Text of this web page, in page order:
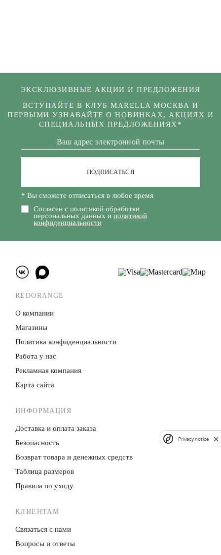
ЭКСКЛЮЗИВНЫЕ АКЦИИ И ПРЕДЛОЖЕНИЯ
ВСТУПАЙТЕ В КЛУБ MARELLA МОСКВА И
ПЕРВЫМИ УЗНАВАЙТЕ О НОВИНКАХ, АКЦИЯХ И
СПЕЦИАЛЬНЫХ ПРЕДЛОЖЕНИЯХ*
ПОДПИСАТЬСЯ
Согласен с политикой обработки
персональных данных и политикой
конфиденциальности
* Вы сможете отписаться в любое время
REDORANGE
О компании
Магазины
Политика конфиденци­альности
Работа у нас
Рекламная компания
Карта сайта
ИНФОРМАЦИЯ
Доставка и оплата заказа
Безопасность
Возврат товара и денежных средств
Таблица размеров
Правила по уходу
КЛИЕНТАМ
Связаться с нами
Вопросы и ответы
Privacy notice